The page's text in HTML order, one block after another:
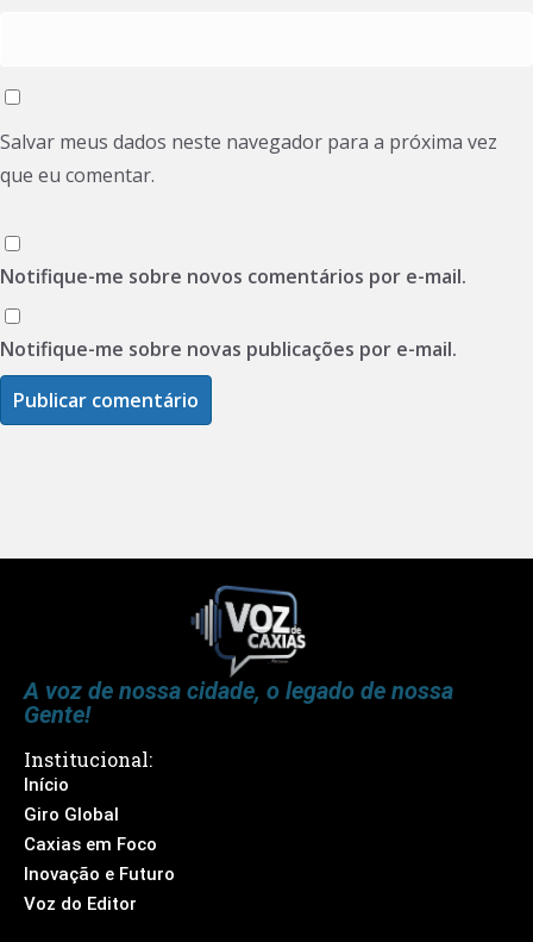
Salvar meus dados neste navegador para a próxima vez
que eu comentar.
Notifique-me sobre novos comentários por e-mail.
Notifique-me sobre novas publicações por e-mail.
A voz de nossa cidade, o legado de nossa
Gente!
Institucional:
Início
Giro Global
Caxias em Foco
Inovação e Futuro
Voz do Editor